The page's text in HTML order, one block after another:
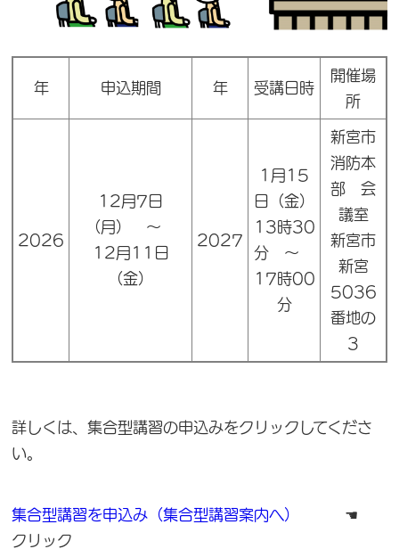
年 申込期間 年 受講日時
開催場
所
2026
12月7日
（月） ～
12月11日
（金）
2027
1月15
日（金）
13時30
分 ～
17時00
分
新宮市
消防本
部 会
議室
新宮市
新宮
5036
番地の
3
詳しくは、集合型講習の申込みをクリックしてくださ
い。
集合型講習を申込み（集合型講習案内へ）
☚
クリック